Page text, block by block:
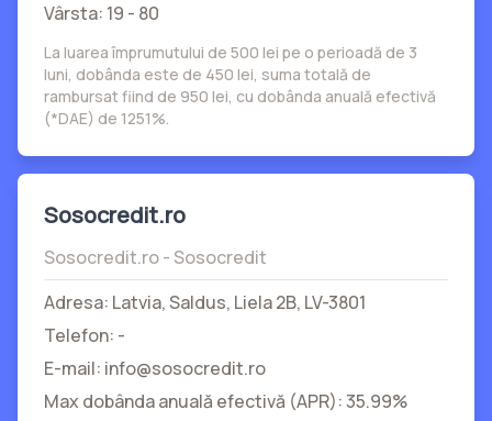
Vârsta: 19 - 80
La luarea împrumutului de 500 lei pe o perioadă de 3
luni, dobânda este de 450 lei, suma totală de
rambursat fiind de 950 lei, cu dobânda anuală efectivă
(*DAE) de 1251%.
Sosocredit.ro
Sosocredit.ro - Sosocredit
Adresa: Latvia, Saldus, Liela 2B, LV-3801
Telefon: -
E-mail: info@sosocredit.ro
Max dobânda anuală efectivă (APR): 35.99%